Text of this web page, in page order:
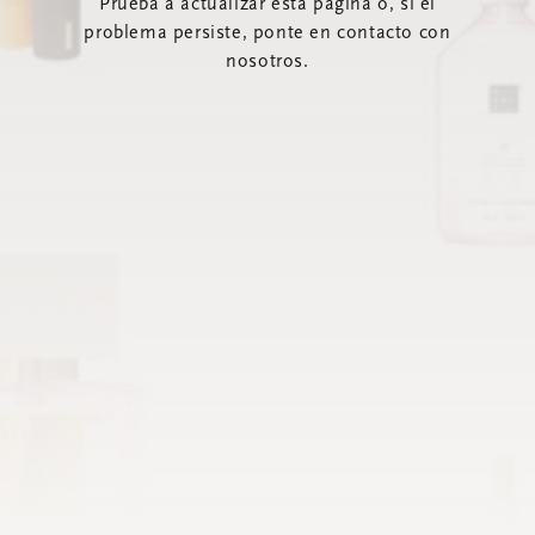
Prueba a actualizar esta página o, si el
problema persiste, ponte en contacto con
nosotros.